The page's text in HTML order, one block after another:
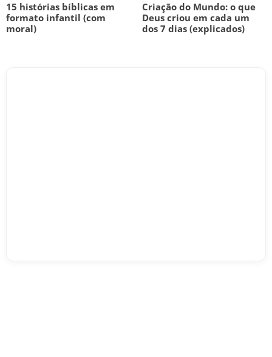
15 histórias bíblicas em
formato infantil (com
moral)
Criação do Mundo: o que
Deus criou em cada um
dos 7 dias (explicados)